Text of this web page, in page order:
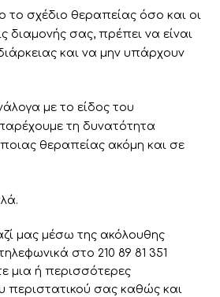
το σχέδιο θεραπείας όσο και οι
διαμονής σας, πρέπει να είναι
και να μην υπάρχουν
με το είδος του
τη δυνατότητα
θεραπείας ακόμη και σε
μας μέσω της ακόλουθης
στο 210 89 81 351
μια ή περισσότερες
περιστατικού σας καθώς και